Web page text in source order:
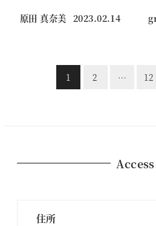
原田 真奈美 投稿日
2023.02.14
1 2 … 12
Access
住所